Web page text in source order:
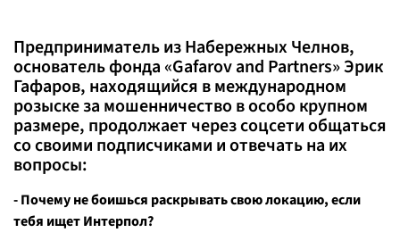
Предприниматель из Набережных Челнов,
основатель фонда «Gafarov and Partners» Эрик
Гафаров, находящийся в международном
розыске за мошенничество в особо крупном
размере, продолжает через соцсети общаться
со своими подписчиками и отвечать на их
вопросы:
- Почему не боишься раскрывать свою локацию, если
тебя ищет Интерпол?